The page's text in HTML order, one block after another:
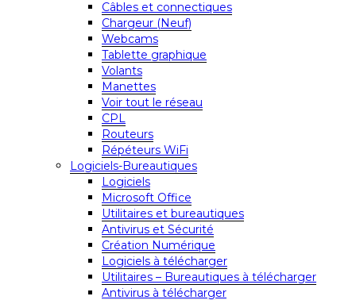
Câbles et connectiques
Chargeur (Neuf)
Webcams
Tablette graphique
Volants
Manettes
Voir tout le réseau
CPL
Routeurs
Répéteurs WiFi
Logiciels-Bureautiques
Logiciels
Microsoft Office
Utilitaires et bureautiques
Antivirus et Sécurité
Création Numérique
Logiciels à télécharger
Utilitaires – Bureautiques à télécharger
Antivirus à télécharger